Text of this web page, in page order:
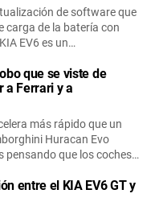
de software que
carga de la batería con
EV6 es un…
que se viste de
a Ferrari y a
más rápido que un
Huracan Evo
pensando que los coches…
entre el KIA EV6 GT y